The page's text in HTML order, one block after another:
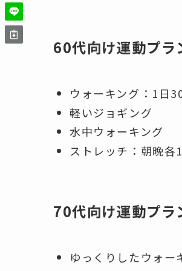
60代向け運動プラ
ウォーキング：1日
軽いジョギング
水中ウォーキング
ストレッチ：朝晩各
70代向け運動プラ
ゆっくりしたウォ